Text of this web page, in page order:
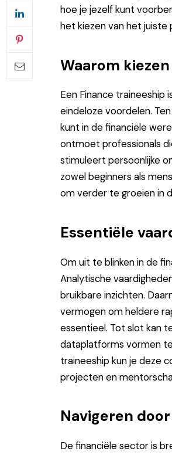
hoe je jezelf kunt
het kiezen van het juiste
Waarom
Een Finance traineeship
eindeloze voordelen.
kunt in de financiële
ontmoet professionals
stimuleert persoonlijke
zowel beginners als
om verder te groeien in
Essentiële
Om uit te blinken in de
Analytische
bruikbare inzichten.
vermogen om heldere
essentieel. Tot slot kan
dataplatforms vormen
traineeship kun je deze
projecten en
Navigeren
De financiële sector is